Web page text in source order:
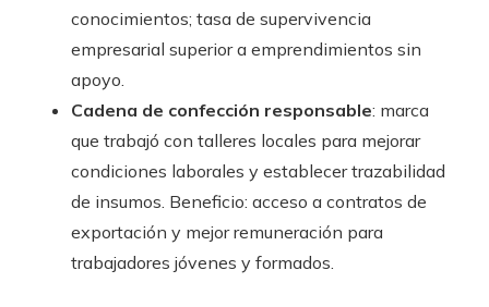
conocimientos; tasa de supervivencia
empresarial superior a emprendimientos sin
apoyo.
Cadena de confección responsable: marca
que trabajó con talleres locales para mejorar
condiciones laborales y establecer trazabilidad
de insumos. Beneficio: acceso a contratos de
exportación y mejor remuneración para
trabajadores jóvenes y formados.